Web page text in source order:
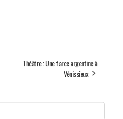
Théâtre : Une farce argentine à
Vénissieux